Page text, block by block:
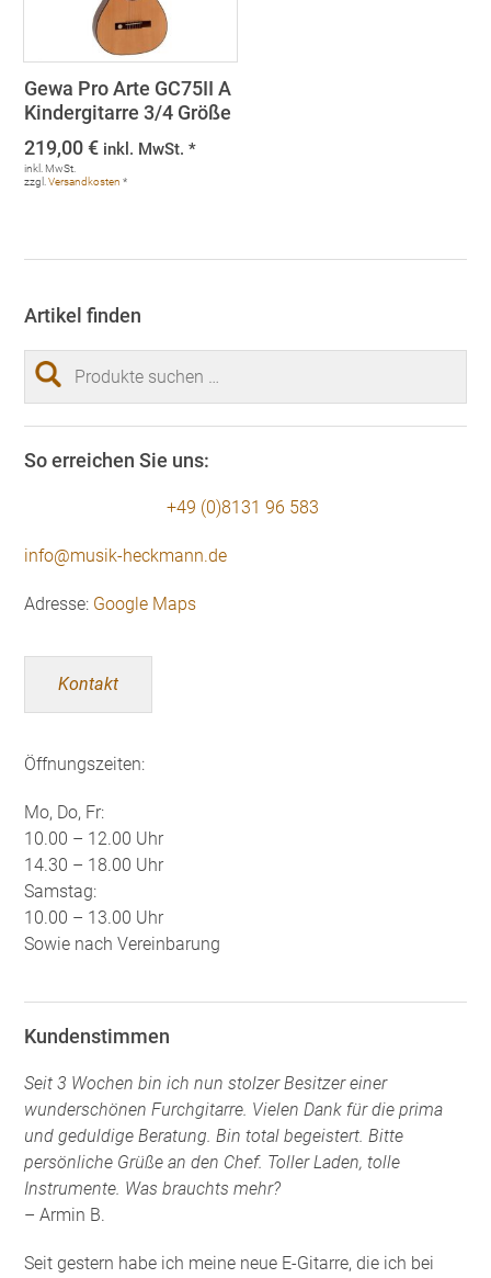
Gewa Pro Arte GC75II A
Kindergitarre 3/4 Größe
219,00€ inkl. MwSt. *
inkl. MwSt.
zzgl.Versandkosten *
Artikel finden
Suchen
nach:
So erreichen Sie uns:
+49 (0)8131 96 583
info@musik-heckmann.de
Adresse: Google Maps
Kontakt
Öffnungszeiten:
Mo, Do, Fr:
10.00 – 12.00 Uhr
14.30 – 18.00 Uhr
Samstag:
10.00 – 13.00 Uhr
Sowie nach Vereinbarung
Kundenstimmen
Seit 3 Wochen bin ich nun stolzer Besitzer einer
wunderschönen Furchgitarre. Vielen Dank für die prima
und geduldige Beratung. Bin total begeistert. Bitte
persönliche Grüße an den Chef. Toller Laden, tolle
Instrumente. Was brauchts mehr?
– Armin B.
Seit gestern habe ich meine neue E-Gitarre, die ich bei